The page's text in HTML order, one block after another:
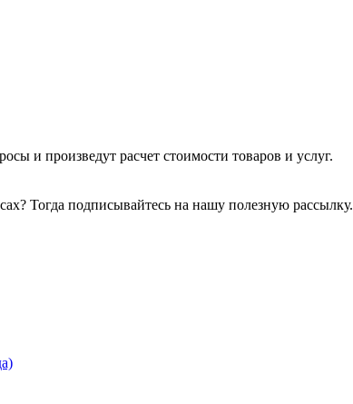
и произведут расчет стоимости товаров и услуг.
Тогда подписывайтесь на нашу полезную рассылку.